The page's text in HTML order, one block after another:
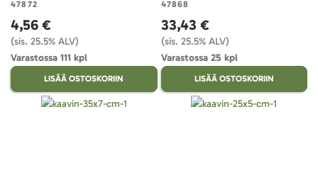
47872
4,56 €
(sis. 25.5% ALV)
Varastossa 111 kpl
LISÄÄ OSTOSKORIIN
47868
33,43 €
(sis. 25.5% ALV)
Varastossa 25 kpl
LISÄÄ OSTOSKORIIN